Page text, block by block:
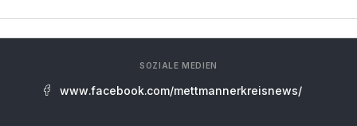
SOZIALE MEDIEN
www.facebook.com/mettmannerkreisnews/